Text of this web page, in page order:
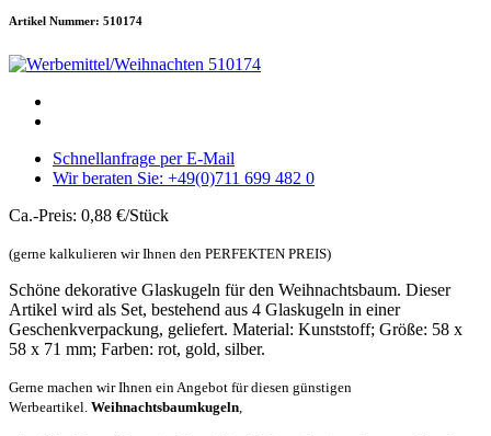
Artikel Nummer: 510174
Schnellanfrage per E-Mail
Wir beraten Sie: +49(0)711 699 482 0
Ca.-Preis: 0,88 €/Stück
(gerne kalkulieren wir Ihnen den PERFEKTEN PREIS)
Schöne dekorative Glaskugeln für den Weihnachtsbaum. Dieser
Artikel wird als Set, bestehend aus 4 Glaskugeln in einer
Geschenkverpackung, geliefert. Material: Kunststoff; Größe: 58 x
58 x 71 mm; Farben: rot, gold, silber.
Gerne machen wir Ihnen ein Angebot für diesen günstigen
Werbeartikel. Weihnachtsbaumkugeln,